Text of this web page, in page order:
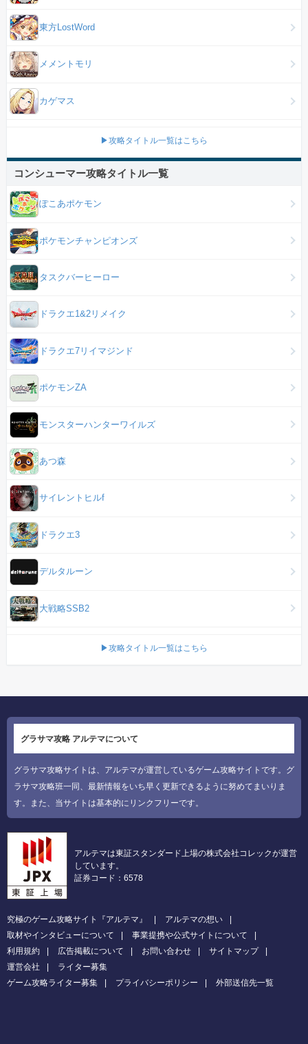
東方LostWord
メメントモリ
カゲマス
▶攻略タイトル一覧はこちら
コンシューマー攻略タイトル一覧
ぽこあポケモン
ポケモンチャンピオンズ
タスクバーヒーロー
ドラクエ1&2リメイク
ドラクエ7リイマジンド
ポケモンZA
モンスターハンターワイルズ
あつ森
サイレントヒルf
ドラクエ3
デルタルーン
大戦略SSB2
▶攻略タイトル一覧はこちら
グラサマ攻略 アルテマについて
グラサマ攻略サイトは、アルテマが運営しているゲーム攻略サイトです。グ
ラサマ攻略班一同、最新情報をいち早く更新できるように努めてまいりま
す。また、当サイトは基本的にリンクフリーです。
アルテマは東証スタンダード上場の株式会社コレックが運営
しています。
証券コード：6578
究極のゲーム攻略サイト『アルテマ』
アルテマの想い
取材やインタビューについて
事業提携や公式サイトについて
利用規約
広告掲載について お問い合わせ
サイトマップ
運営会社
ライター募集
ゲーム攻略ライター募集
プライバシーポリシー 外部送信先一覧